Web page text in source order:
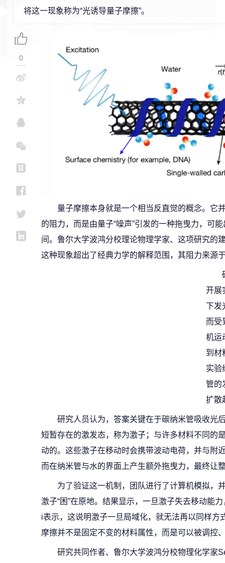
将这一现象称为“光诱导量子摩擦”。
量子摩擦本身就是一个相当反直觉的概念。它
的阻力，而是由量子“噪声”引发的一种拖曳力，可
间。鲁尔大学波鸿分校理论物理学家、这项研究的
这种现象超出了经典力学的解释范围，其阻力来源
开展
下发
而受
机运
到材
实验
管的
扩散
研究人员认为，答案关键在于碳纳米管吸收光
短暂存在的激发态，称为激子；与许多材料不同的
动的。这些激子在移动时会携带波动电荷，并与附
而在纳米管与水的界面上产生额外拖曳力，最终让
为了验证这一机制，团队进行了计算机模拟，
激子“困”在原地。结果显示，一旦激子失去移动能
i表示，这说明激子一旦局域化，就无法再以同样方
摩擦并不是固定不变的材料属性，而是可以被调控
研究共同作者、鲁尔大学波鸿分校物理化学家
0